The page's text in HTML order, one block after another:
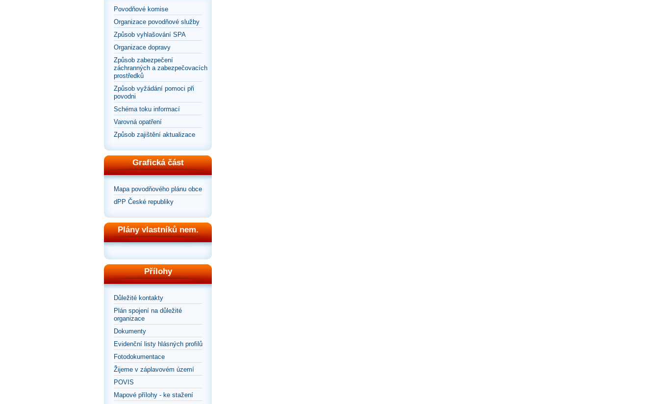
Povodňové komise
Organizace povodňové služby
Způsob vyhlašování SPA
Organizace dopravy
Způsob zabezpečení
záchranných a zabezpečovacích
prostředků
Způsob vyžádání pomoci při
povodni
Schéma toku informací
Varovná opatření
Způsob zajištění aktualizace
Grafická část
Mapa povodňového plánu obce
dPP České republiky
Plány vlastníků nem.
Přílohy
Důležité kontakty
Plán spojení na důležité
organizace
Dokumenty
Evidenční listy hlásných profilů
Fotodokumentace
Žijeme v záplavovém území
POVIS
Mapové přílohy - ke stažení